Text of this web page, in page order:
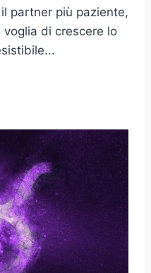
partner più paziente,
di crescere lo